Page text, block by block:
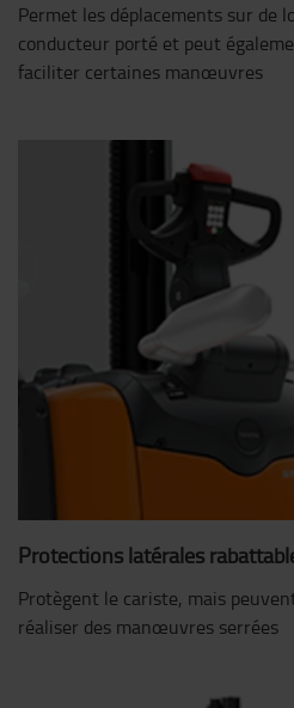
Permet les déplacements sur de
conducteur porté et peut
faciliter certaines manœuvres
Protections latérales
Protègent le cariste, mais
réaliser des manœuvres serrées